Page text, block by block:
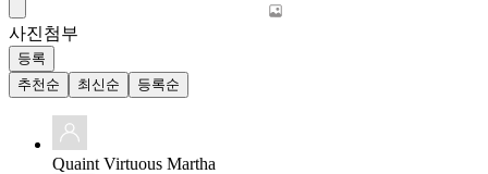
사진첨부
등록
추천순
최신순 등록순
Quaint Virtuous Martha